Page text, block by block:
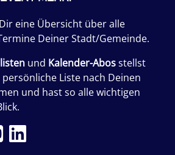
eine Übersicht über alle
Deiner Stadt/Gemeinde.
und Kalender-Abosstellst
Liste nach Deinen
und hast so alle wichtigen